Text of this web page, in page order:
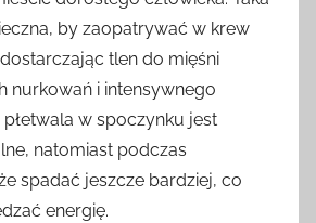
by zaopatrywać w krew
tlen do mięśni
nurkowań i intensywnego
płetwala w spoczynku jest
natomiast podczas
spadać jeszcze bardziej, co
energię.